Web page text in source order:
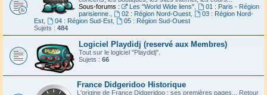
Sous-forums :
Les "World Wide liens",
01 : Paris - Région
parisienne.
02 : Région Nord-Ouest,
03 : Région Nord-
Est
04 : Région Sud-Est,
05 : Région Sud-Ouest
Sujets : 484
Logiciel Playdidj (reservé aux Membres)
Tout sur le logiciel "Playdidj".
Sujets : 66
France Didgeridoo Historique
L'origine de France Didgeridoo : ses premières pages... Retour